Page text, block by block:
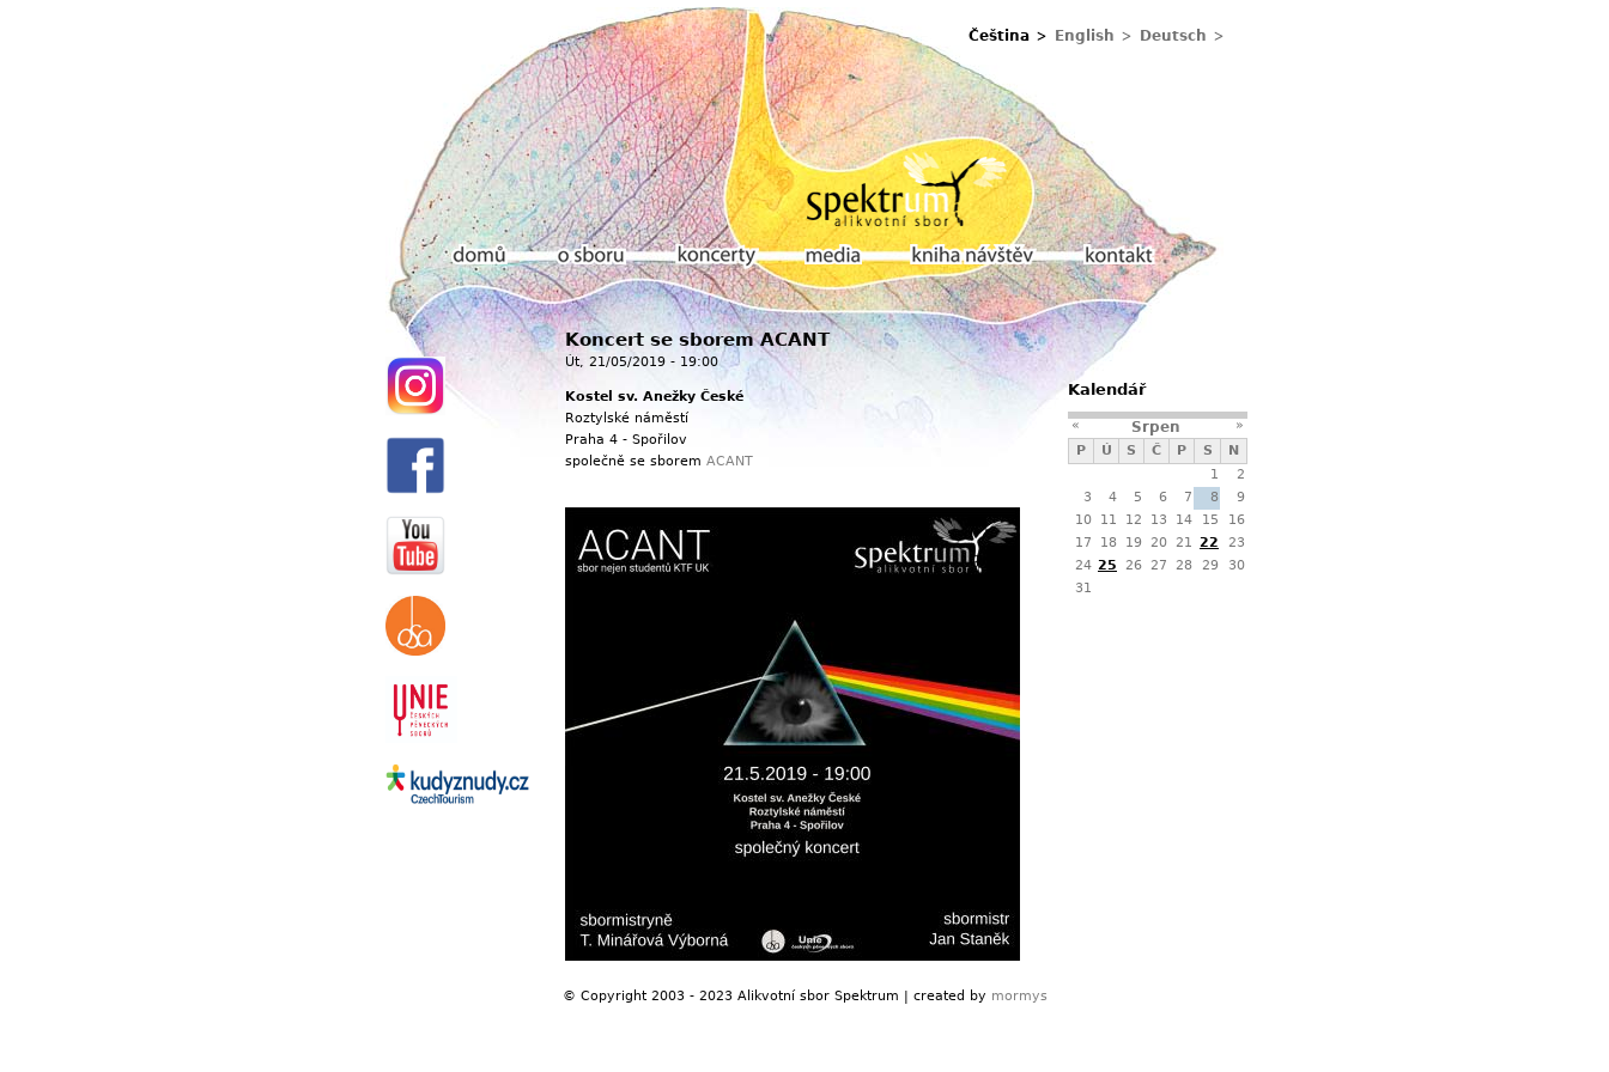
Čeština English Deutsch
Koncert se sborem ACANT
Út, 21/05/2019 - 19:00
Kostel sv. Anežky České
Roztylské náměstí
Praha 4 - Spořilov
společně se sborem ACANT
Hlavní menu
Domů O sboru Koncerty Media Kniha návštěv Kontakty
Kalendář
« Srpen
»
P
Ú S Č P S
N
1
2
3
4 5 6 7 8
9
10
11 12 13 14 15
16
17
18 19 20 21 22
23
24 25 26 27 28 29
30
31
© Copyright 2003 - 2023 Alikvotní sbor Spektrum | created by mormys